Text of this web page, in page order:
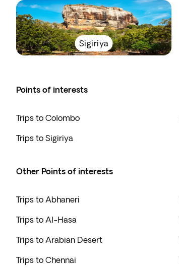
Sigiriya
Points of interests
Trips to Colombo
Trips to Sigiriya
Other Points of interests
Trips to Abhaneri
Trips to Al-Hasa
Trips to Arabian Desert
Trips to Chennai